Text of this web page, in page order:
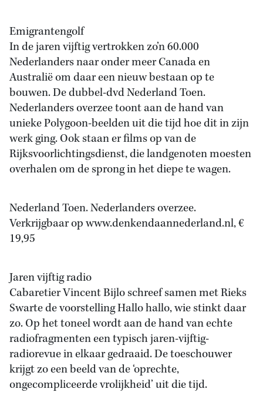
Emigrantengolf
In de jaren vijftig vertrokken zo’n 60.000
Nederlanders naar onder meer Canada en
Australië om daar een nieuw bestaan op te
bouwen. De dubbel-dvd Nederland Toen.
Nederlanders overzee toont aan de hand van
unieke Polygoon-beelden uit die tijd hoe dit in zijn
werk ging. Ook staan er films op van de
Rijksvoorlichtingsdienst, die landgenoten moesten
overhalen om de sprong in het diepe te wagen.
Nederland Toen. Nederlanders overzee.
Verkrijgbaar op www.denkendaannederland.nl, €
19,95
Jaren vijftig radio
Cabaretier Vincent Bijlo schreef samen met Rieks
Swarte de voorstelling Hallo hallo, wie stinkt daar
zo. Op het toneel wordt aan de hand van echte
radiofragmenten een typisch jaren-vijftig-
radiorevue in elkaar gedraaid. De toeschouwer
krijgt zo een beeld van de ‘oprechte,
ongecompliceerde vrolijkheid’ uit die tijd.